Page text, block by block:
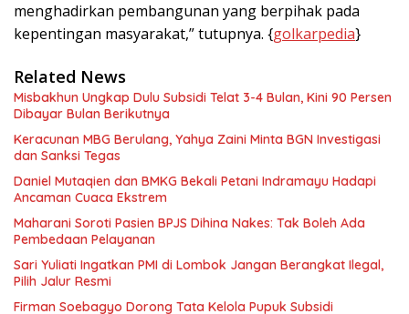
menghadirkan pembangunan yang berpihak pada
kepentingan masyarakat,” tutupnya. {golkarpedia}
Related News
Misbakhun Ungkap Dulu Subsidi Telat 3-4 Bulan, Kini 90 Persen
Dibayar Bulan Berikutnya
Keracunan MBG Berulang, Yahya Zaini Minta BGN Investigasi
dan Sanksi Tegas
Daniel Mutaqien dan BMKG Bekali Petani Indramayu Hadapi
Ancaman Cuaca Ekstrem
Maharani Soroti Pasien BPJS Dihina Nakes: Tak Boleh Ada
Pembedaan Pelayanan
Sari Yuliati Ingatkan PMI di Lombok Jangan Berangkat Ilegal,
Pilih Jalur Resmi
Firman Soebagyo Dorong Tata Kelola Pupuk Subsidi